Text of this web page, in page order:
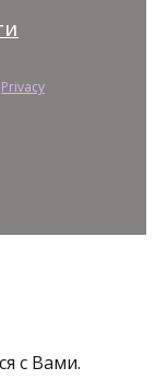
Privacy
с Вами.